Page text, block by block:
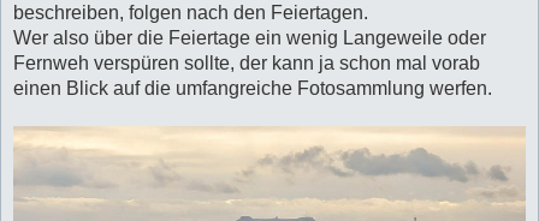
beschreiben, folgen nach den Feiertagen.
Wer also über die Feiertage ein wenig Langeweile oder
Fernweh verspüren sollte, der kann ja schon mal vorab
einen Blick auf die umfangreiche Fotosammlung werfen.